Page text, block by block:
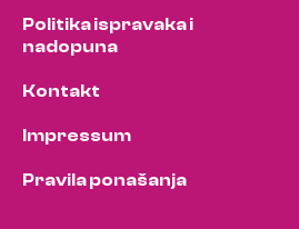
Politika ispravaka i
nadopuna
Kontakt
Impressum
Pravila ponašanja